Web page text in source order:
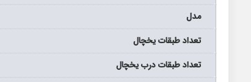
مدل
تعداد طبقات یخچال
تعداد طبقات درب یخچال